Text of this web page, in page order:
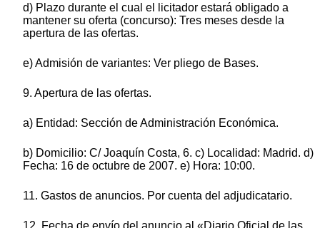
d) Plazo durante el cual el licitador estará obligado a
mantener su oferta (concurso): Tres meses desde la
apertura de las ofertas.
e) Admisión de variantes: Ver pliego de Bases.
9. Apertura de las ofertas.
a) Entidad: Sección de Administración Económica.
b) Domicilio: C/ Joaquín Costa, 6. c) Localidad: Madrid. d)
Fecha: 16 de octubre de 2007. e) Hora: 10:00.
11. Gastos de anuncios. Por cuenta del adjudicatario.
12. Fecha de envío del anuncio al «Diario Oficial de las